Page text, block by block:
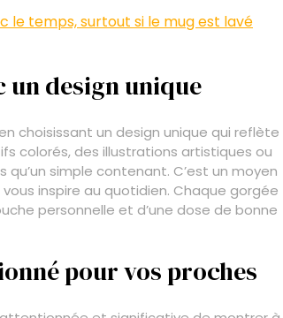
le temps, surtout si le mug est lavé
un design unique
choisissant un design unique qui reflète
colorés, des illustrations artistiques ou
simple contenant. C’est un moyen
inspire au quotidien. Chaque gorgée
personnelle et d’une dose de bonne
pour vos proches